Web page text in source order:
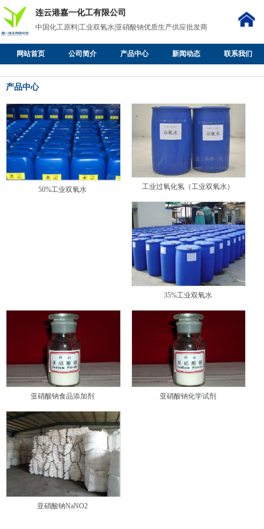
连云港嘉一化工有限公司
中国化工原料|工业双氧水|亚硝酸钠优质生产供应批发商
网站首页 公司简介 产品中心 新闻动态 联系我们
产品中心
50%工业双氧水 工业过氧化氢（工业双氧水）
35%工业双氧水
亚硝酸钠食品添加剂 亚硝酸钠化学试剂
亚硝酸钠NaNO2